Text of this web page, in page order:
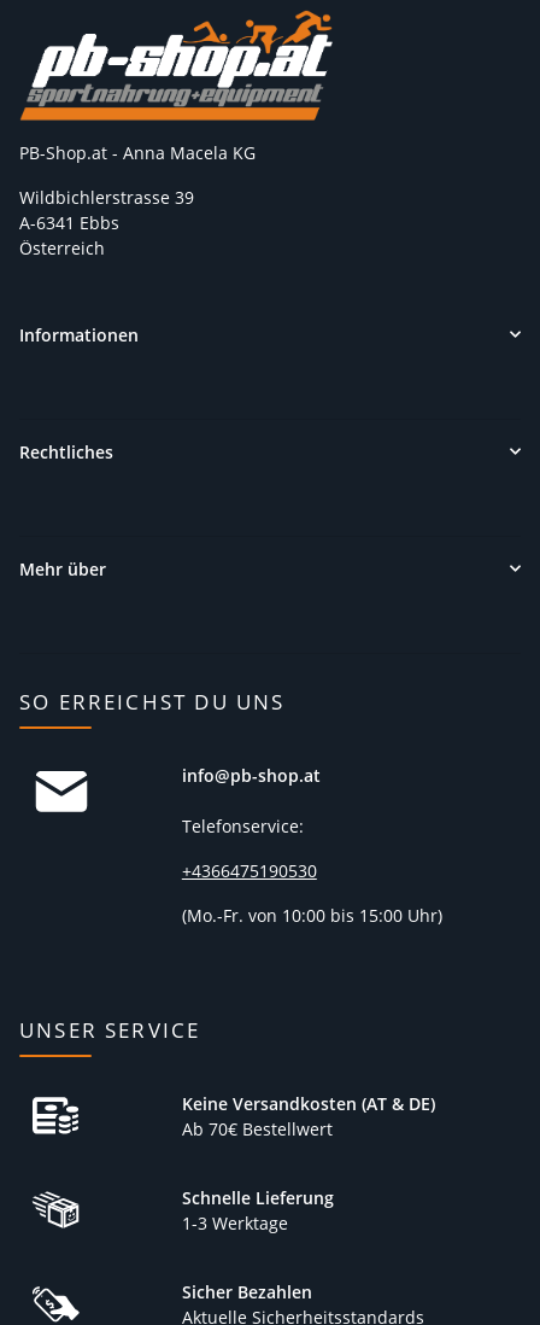
PB-Shop.at - Anna Macela KG
Wildbichlerstrasse 39
A-6341 Ebbs
Österreich
Informationen
Rechtliches
Mehr über
SO ERREICHST DU UNS
info@pb-shop.at
Telefonservice:
+4366475190530
(Mo.-Fr. von 10:00 bis 15:00 Uhr)
UNSER SERVICE
Keine Versandkosten (AT & DE)
Ab 70€ Bestellwert
Schnelle Lieferung
1-3 Werktage
Sicher Bezahlen
Aktuelle Sicherheitsstandards